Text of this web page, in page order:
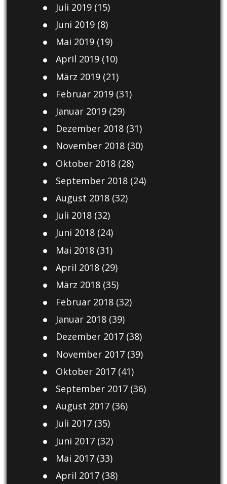
Juli 2019(15)
Juni 2019(8)
Mai 2019(19)
April 2019(10)
März 2019(21)
Februar 2019(31)
Januar 2019(29)
Dezember 2018(31)
November 2018(30)
Oktober 2018(28)
September 2018(24)
August 2018(32)
Juli 2018(32)
Juni 2018(24)
Mai 2018(31)
April 2018(29)
März 2018(35)
Februar 2018(32)
Januar 2018(39)
Dezember 2017(38)
November 2017(39)
Oktober 2017(41)
September 2017(36)
August 2017(36)
Juli 2017(35)
Juni 2017(32)
Mai 2017(33)
April 2017(38)